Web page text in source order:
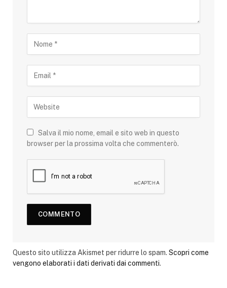
Salva il mio nome, email e sito web in questo
browser per la prossima volta che commenterò.
Questo sito utilizza Akismet per ridurre lo spam. Scopri come
vengono elaborati i dati derivati dai commenti.